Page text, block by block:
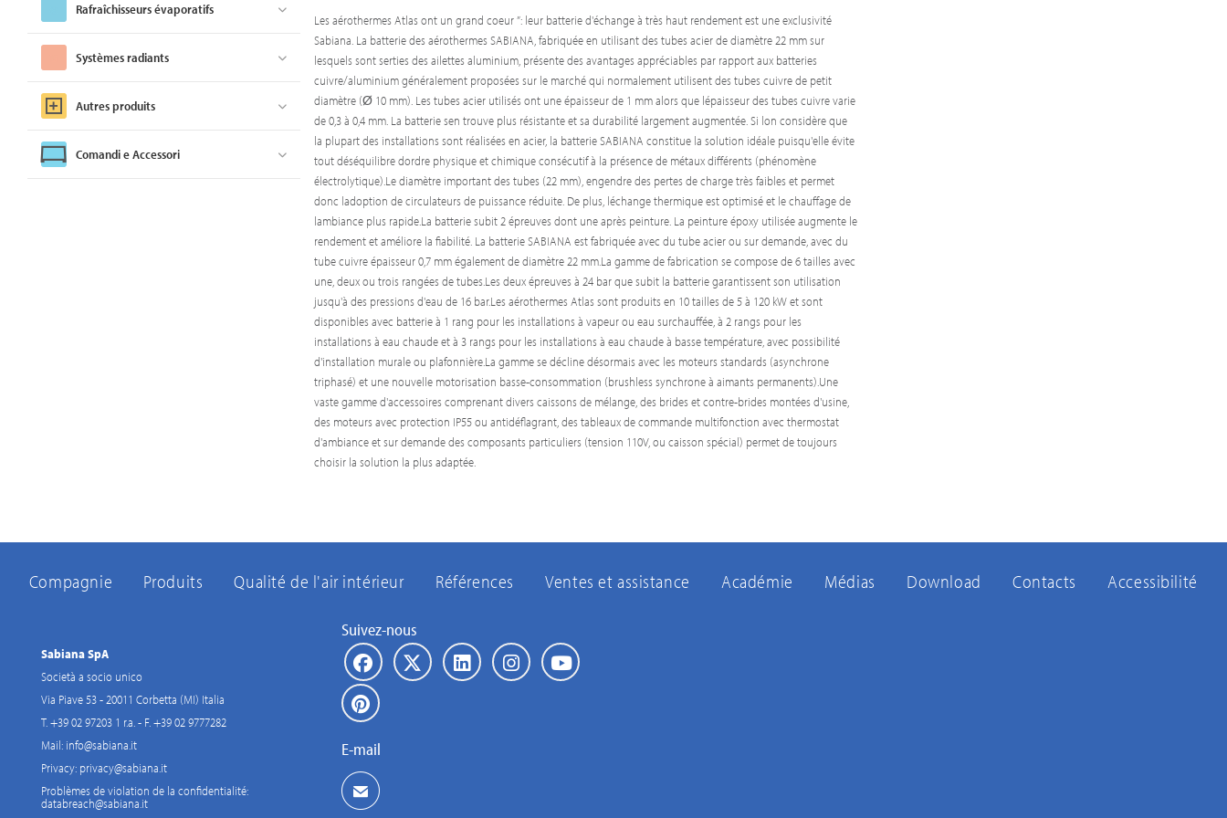
Rafraîchisseurs évaporatifs
Systèmes radiants
Autres produits
Comandi e Accessori
Les aérothermes Atlas ont un grand coeur ”: leur batterie d'échange à très haut rendement est une exclusivité
Sabiana. La batterie des aérothermes SABIANA, fabriquée en utilisant des tubes acier de diamètre 22 mm sur
lesquels sont serties des ailettes aluminium, présente des avantages appréciables par rapport aux batteries
cuivre/aluminium généralement proposées sur le marché qui normalement utilisent des tubes cuivre de petit
diamètre (Ø 10 mm). Les tubes acier utilisés ont une épaisseur de 1 mm alors que lépaisseur des tubes cuivre varie
de 0,3 à 0,4 mm. La batterie sen trouve plus résistante et sa durabilité largement augmentée. Si lon considère que
la plupart des installations sont réalisées en acier, la batterie SABIANA constitue la solution idéale puisqu'elle évite
tout déséquilibre dordre physique et chimique consécutif à la présence de métaux différents (phénomène
électrolytique).Le diamètre important des tubes (22 mm), engendre des pertes de charge très faibles et permet
donc ladoption de circulateurs de puissance réduite. De plus, léchange thermique est optimisé et le chauffage de
lambiance plus rapide.La batterie subit 2 épreuves dont une après peinture. La peinture époxy utilisée augmente le
rendement et améliore la fiabilité. La batterie SABIANA est fabriquée avec du tube acier ou sur demande, avec du
tube cuivre épaisseur 0,7 mm également de diamètre 22 mm.La gamme de fabrication se compose de 6 tailles avec
une, deux ou trois rangées de tubes.Les deux épreuves à 24 bar que subit la batterie garantissent son utilisation
jusqu'à des pressions d'eau de 16 bar.Les aérothermes Atlas sont produits en 10 tailles de 5 à 120 kW et sont
disponibles avec batterie à 1 rang pour les installations à vapeur ou eau surchauffée, à 2 rangs pour les
installations à eau chaude et à 3 rangs pour les installations à eau chaude à basse température, avec possibilité
d'installation murale ou plafonnière.La gamme se décline désormais avec les moteurs standards (asynchrone
triphasé) et une nouvelle motorisation basse-consommation (brushless synchrone à aimants permanents).Une
vaste gamme d'accessoires comprenant divers caissons de mélange, des brides et contre-brides montées d'usine,
des moteurs avec protection IP55 ou antidéflagrant, des tableaux de commande multifonction avec thermostat
d'ambiance et sur demande des composants particuliers (tension 110V, ou caisson spécial) permet de toujours
choisir la solution la plus adaptée.
Compagnie Produits Qualité de l'air intérieur Références Ventes et assistance Académie Médias Download Contacts Accessibilité
Sabiana SpA
Società a socio unico
Via Piave 53 - 20011 Corbetta (MI) Italia
T. +39 02 97203 1 r.a. - F. +39 02 9777282
Mail: info@sabiana.it
Privacy: privacy@sabiana.it
Problèmes de violation de la confidentialité:
databreach@sabiana.it
Suivez-nous
E-mail